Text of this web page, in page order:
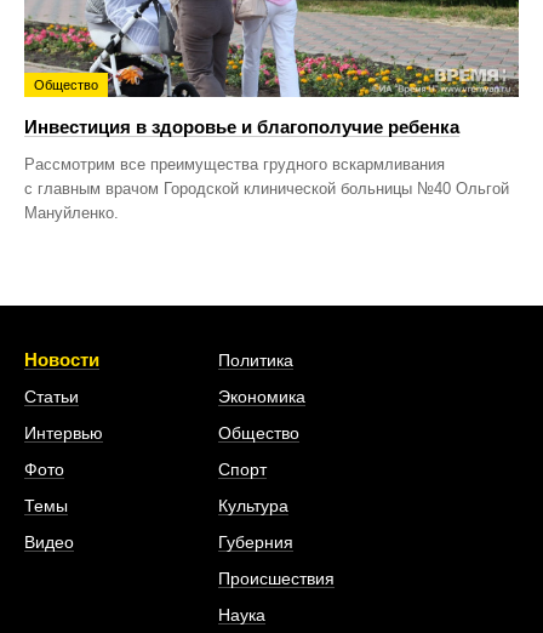
Общество
Инвестиция в здоровье и благополучие ребенка
Рассмотрим все преимущества грудного вскармливания
с главным врачом Городской клинической больницы №40 Ольгой
Мануйленко.
Новости
Статьи
Интервью
Фото
Темы
Видео
Политика
Экономика
Общество
Спорт
Культура
Губерния
Происшествия
Наука